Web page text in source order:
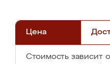
Цена
Стоимость зависит